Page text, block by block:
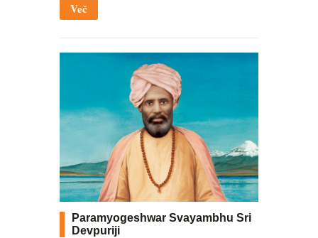
Več
Paramyogeshwar Svayambhu Sri
Devpuriji